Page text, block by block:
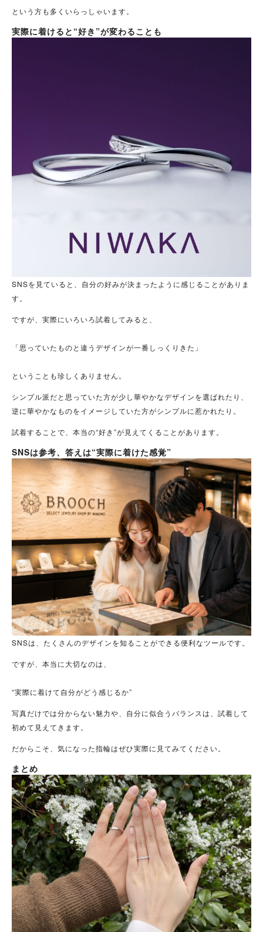
という方も多くいらっしゃいます。
実際に着けると“好き”が変わることも
SNSを見ていると、自分の好みが決まったように感じることがありま
す。
ですが、実際にいろいろ試着してみると、
「思っていたものと違うデザインが一番しっくりきた」
ということも珍しくありません。
シンプル派だと思っていた方が少し華やかなデザインを選ばれたり、
逆に華やかなものをイメージしていた方がシンプルに惹かれたり。
試着することで、本当の“好き”が見えてくることがあります。
SNSは参考、答えは“実際に着けた感覚”
SNSは、たくさんのデザインを知ることができる便利なツールです。
ですが、本当に大切なのは、
“実際に着けて自分がどう感じるか”
写真だけでは分からない魅力や、自分に似合うバランスは、試着して
初めて見えてきます。
だからこそ、気になった指輪はぜひ実際に見てみてください。
まとめ